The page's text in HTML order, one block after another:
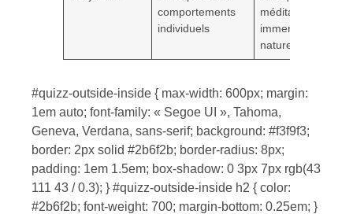
comportements
individuels
méditation ou
immersion en
nature
#quizz-outside-inside { max-width: 600px; margin:
1em auto; font-family: « Segoe UI », Tahoma,
Geneva, Verdana, sans-serif; background: #f3f9f3;
border: 2px solid #2b6f2b; border-radius: 8px;
padding: 1em 1.5em; box-shadow: 0 3px 7px rgb(43
111 43 / 0.3); } #quizz-outside-inside h2 { color:
#2b6f2b; font-weight: 700; margin-bottom: 0.25em; }